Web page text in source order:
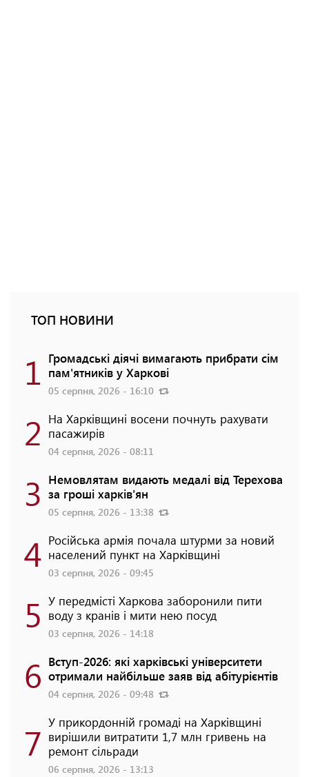
ТОП НОВИНИ
1 Громадські діячі вимагають прибрати сім
пам'ятників у Харкові
05 серпня, 2026 - 16:10
2 На Харківщині восени почнуть рахувати
пасажирів
04 серпня, 2026 - 08:11
3 Немовлятам видають медалі від Терехова
за гроші харків'ян
05 серпня, 2026 - 13:38
4 Російська армія почала штурми за новий
населений пункт на Харківщині
03 серпня, 2026 - 09:45
5 У передмісті Харкова заборонили пити
воду з кранів і мити нею посуд
03 серпня, 2026 - 14:18
6 Вступ-2026: які харківські університети
отримали найбільше заяв від абітурієнтів
04 серпня, 2026 - 09:48
7 У прикордонній громаді на Харківщині
вирішили витратити 1,7 млн гривень на
ремонт сільради
06 серпня, 2026 - 13:13